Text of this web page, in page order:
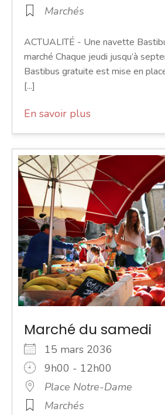
Marchés
ACTUALITÉ - Une navette
marché Chaque jeudi jusqu’à
Bastibus gratuite est mise en
[...]
En savoir plus
Marché du samedi
15 mars 2036
9h00 - 12h00
Place Notre-Dame
Marchés